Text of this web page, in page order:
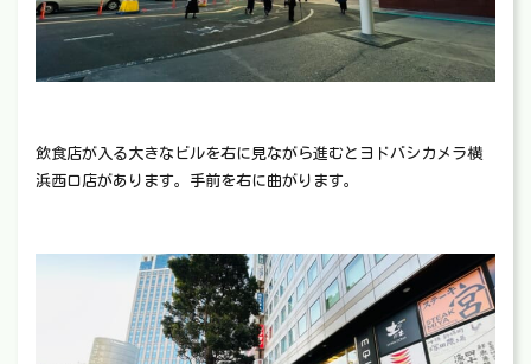
飲食店が入る大きなビルを右に見ながら進むとヨドバシカメラ横
浜西口店があります。手前を右に曲がります。